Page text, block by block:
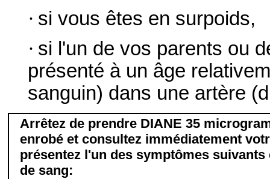
· si vous êtes en surpoids,
· si l'un de vos parents ou
présenté à un âge
sanguin) dans une artère
Arrêtez de prendre DIANE 35
enrobé et consultez immédiatement
présentez l'un des symptômes
de sang: